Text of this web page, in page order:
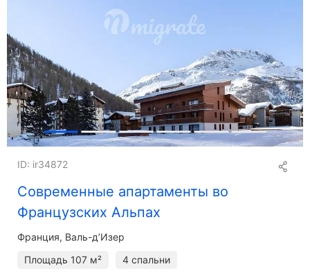
Современные апартаменты во
Французских Альпах
ID: ir34872
Франция, Валь-д’Изер
Площадь 107 м² 4 спальни